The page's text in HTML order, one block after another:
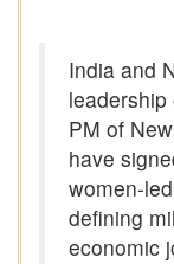
India and
leadership
PM of
have
women-
defining
economic